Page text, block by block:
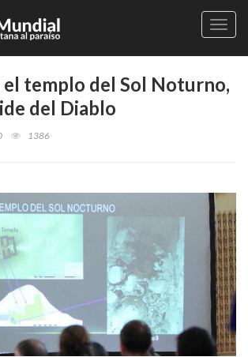
el templo del Sol Noturno,
del Diablo
1386